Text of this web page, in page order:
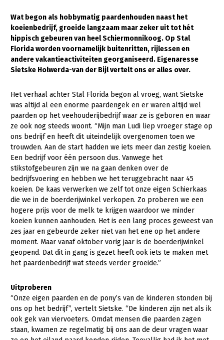
Sterk ondernemerschap
Transitiepaden
Thema’s
Gezonde planten
Gezonde dieren
Natuur, klimaat en energie
Bodem en water
Platteland en omgeving
Mens, ondernemerschap en onderwijs
Internationaal
Sectoren
Dier
Biologische Landbouw
Geitenhouderij
Konijnenhouderij
Melkveehouderij
Paardenhouderij
Plant
Akkerbouw
Bollenteelt
Bomen, vaste planten en zomerbloemen
Fruitteelt
Multifunctionele landbouw
Vrouw en Bedrijf
Nieuws
Nieuwsabonnement
Wat begon als hobbymatig paardenhouden naast het
koeienbedrijf, groeide langzaam maar zeker uit tot hét
hippisch gebeuren van heel Schiermonnikoog. Op Stal
Florida worden voornamelijk buitenritten, rijlessen en
andere vakantieactiviteiten georganiseerd. Eigenaresse
Sietske Holwerda-van der Bijl vertelt ons er alles over.
Het verhaal achter Stal Florida begon al vroeg, want Sietske
was altijd al een enorme paardengek en er waren altijd wel
paarden op het veehouderijbedrijf waar ze is geboren en waar
ze ook nog steeds woont. “Mijn man Ludi liep vroeger stage op
ons bedrijf en heeft dit uiteindelijk overgenomen toen we
trouwden. Aan de start hadden we iets meer dan zestig koeien.
Een bedrijf voor één persoon dus. Vanwege het
stikstofgebeuren zijn we na gaan denken over de
bedrijfsvoering en hebben we het teruggebracht naar 45
koeien. De kaas verwerken we zelf tot onze eigen Schierkaas
die we in de boerderijwinkel verkopen. Zo proberen we een
hogere prijs voor de melk te krijgen waardoor we minder
koeien kunnen aanhouden. Het is een lang proces geweest van
zes jaar en gebeurde zeker niet van het ene op het andere
moment. Maar vanaf oktober vorig jaar is de boerderijwinkel
geopend. Dat dit in gang is gezet heeft ook iets te maken met
het paardenbedrijf wat steeds verder groeide.”
Uitproberen
“Onze eigen paarden en de pony’s van de kinderen stonden bij
ons op het bedrijf”, vertelt Sietske. “De kinderen zijn net als ik
ook gek van viervoeters. Omdat mensen die paarden zagen
staan, kwamen ze regelmatig bij ons aan de deur vragen waar